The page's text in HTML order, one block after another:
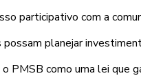
participativo com a
planejar
PMSB como uma lei que